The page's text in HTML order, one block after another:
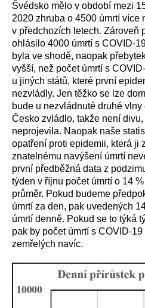
Švédsko mělo v období mezi
2020 zhruba o 4500 úmrtí více
v předchozích letech. Zároveň
ohlásilo 4000 úmrtí s COVID-
byla ve shodě, naopak
vyšší, než počet úmrtí s
u jiných států, které první
nezvládly. Jen těžko se lze
bude u nezvládnuté druhé
Česko zvládlo, takže není
neprojevila. Naopak naše
opatření proti epidemii, která ji
znatelnému navýšení úmrtí
první předběžná data z
týden v říjnu počet úmrtí o 14
průměr. Pokud budeme
úmrtí za den, pak uvedených
úmrtí denně. Pokud se to týká
pak by počet úmrtí s COVID-
zemřelých navíc.